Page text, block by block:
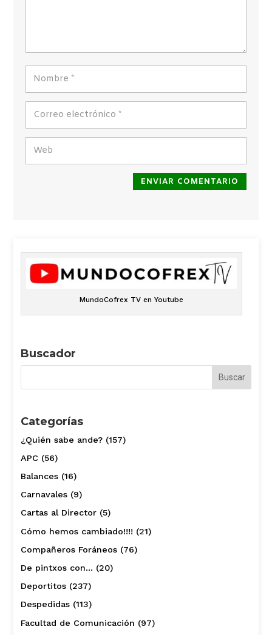
ENVIAR COMENTARIO
MundoCofrex TV en Youtube
Buscador
Categorías
¿Quién sabe ande?(157)
APC(56)
Balances(16)
Carnavales(9)
Cartas al Director(5)
Cómo hemos cambiado!!!! (21)
Compañeros Foráneos(76)
De pintxos con… (20)
Deportitos(237)
Despedidas(113)
Facultad de Comunicación (97)